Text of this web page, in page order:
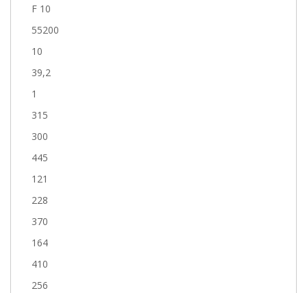
F 10
55200
10
39,2
1
315
300
445
121
228
370
164
410
256